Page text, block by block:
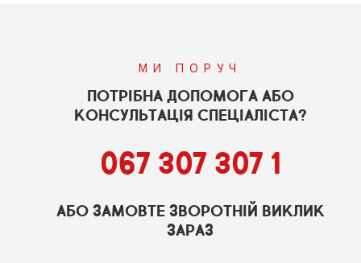
МИ ПОРУЧ
ПОТРІБНА ДОПОМОГА АБО
КОНСУЛЬТАЦІЯ СПЕЦІАЛІСТА?
067 307 307 1
АБО ЗАМОВТЕ ЗВОРОТНІЙ ВИКЛИК
ЗАРАЗ